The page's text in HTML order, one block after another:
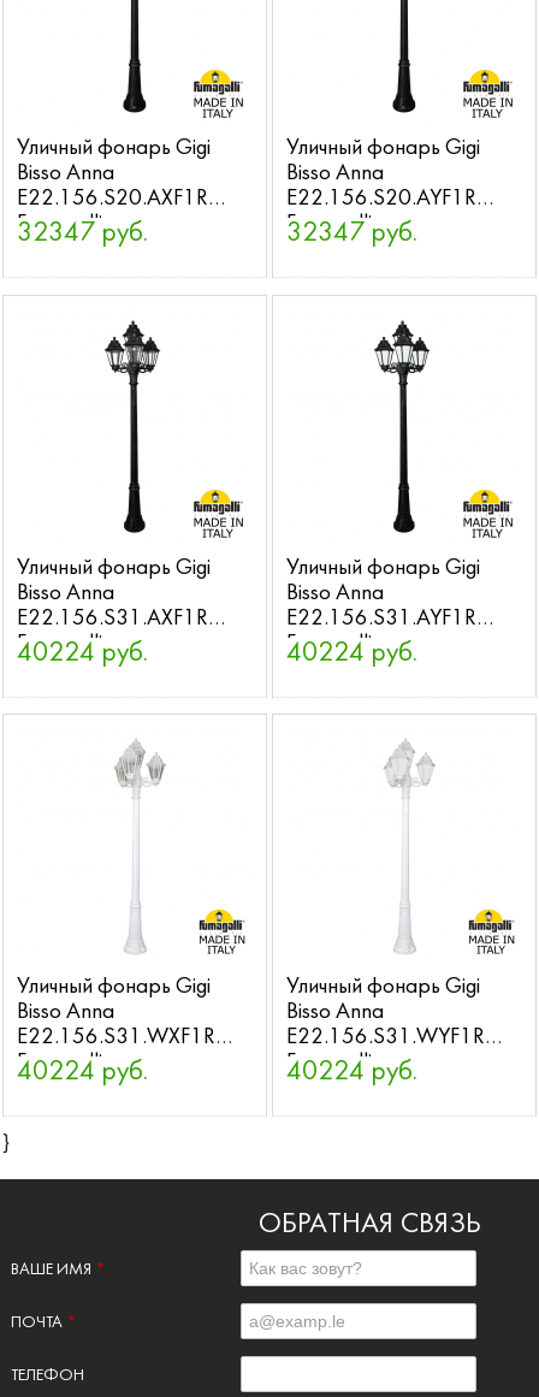
Уличный фонарь Gigi
Bisso Anna
E22.156.S20.AXF1R
Fumagalli
32347 руб.
Уличный фонарь Gigi
Bisso Anna
E22.156.S20.AYF1R
Fumagalli
32347 руб.
Уличный фонарь Gigi
Bisso Anna
E22.156.S31.AXF1R
Fumagalli
40224 руб.
Уличный фонарь Gigi
Bisso Anna
E22.156.S31.AYF1R
Fumagalli
40224 руб.
Уличный фонарь Gigi
Bisso Anna
E22.156.S31.WXF1R
Fumagalli
40224 руб.
Уличный фонарь Gigi
Bisso Anna
E22.156.S31.WYF1R
Fumagalli
40224 руб.
}
ОБРАТНАЯ СВЯЗЬ
ВАШЕ ИМЯ *
ПОЧТА *
ТЕЛЕФОН